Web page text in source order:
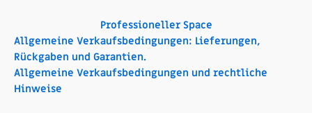
Professioneller Space
Allgemeine Verkaufsbedingungen: Lieferungen,
Rückgaben und Garantien.
Allgemeine Verkaufsbedingungen und rechtliche
Hinweise